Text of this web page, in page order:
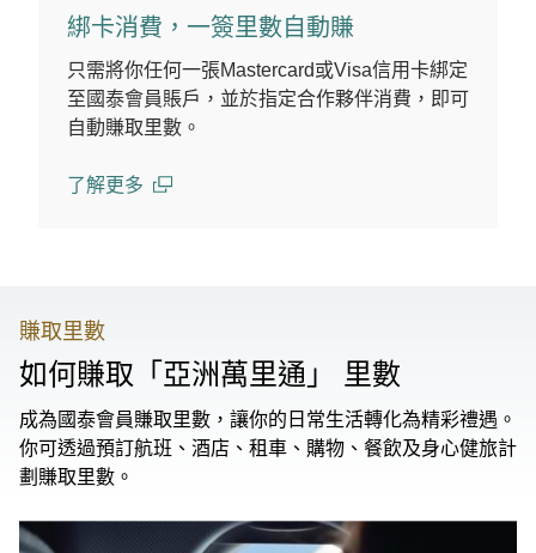
綁卡消費，一簽里數自動賺
只需將你任何一張Mastercard或Visa信用卡綁定
至國泰會員賬戶，並於指定合作夥伴消費，即可
自動賺取里數。
了解更多
賺取里數
如何賺取「亞洲萬里通」 里數
成為國泰會員賺取里數，讓你的日常生活轉化為精彩禮遇。
你可透過預訂航班、酒店、租車、購物、餐飲及身心健旅計
劃賺取里數。